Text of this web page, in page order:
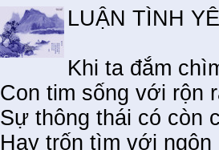
LUẬN TÌNH
Khi ta đắm
Con tim sống với rộn
Sự thông thái có còn
Hay trốn tìm với